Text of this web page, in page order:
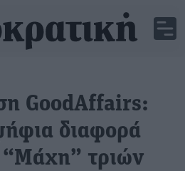
GoodAffairs:
διαφορά
τριών